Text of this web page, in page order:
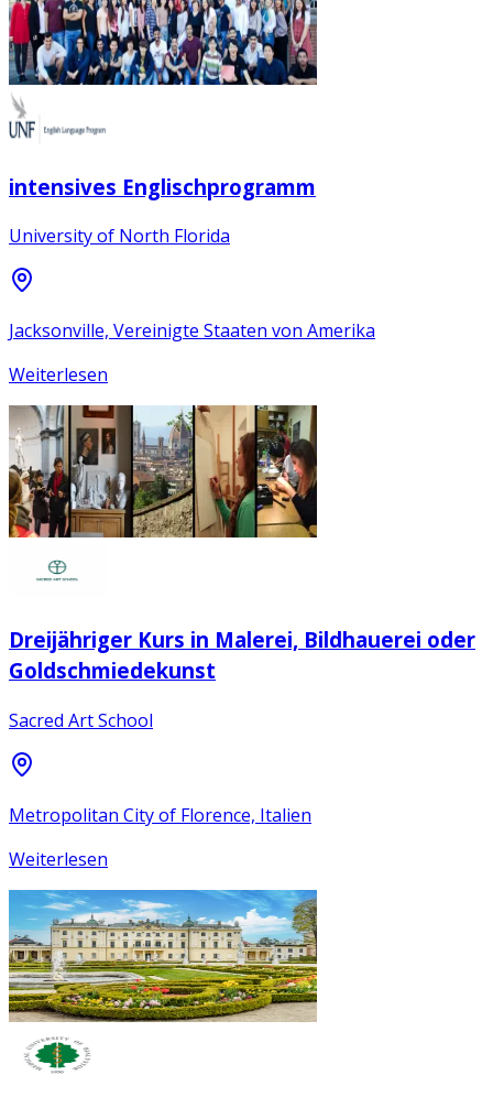
intensives Englischprogramm
University of North Florida
Jacksonville, Vereinigte Staaten von Amerika
Weiterlesen
Dreijähriger Kurs in Malerei, Bildhauerei oder
Goldschmiedekunst
Sacred Art School
Metropolitan City of Florence, Italien
Weiterlesen